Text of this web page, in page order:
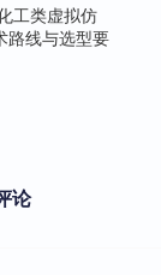
工类虚拟仿
路线与选型要
论